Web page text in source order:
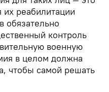
реабилитации
обязательно
контроль
военную
в целом должна
чтобы самой решать